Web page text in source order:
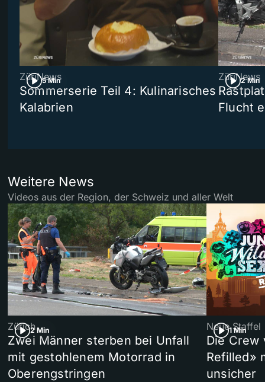
5 Min
ZüriNews
Sommerserie Teil 4: Kulinarisches
Kalabrien
2 Min
ZüriNews
Flucht
Weitere News
Videos aus der Region, der Schweiz und aller Welt
2 Min
Zürich
Zwei Männer sterben bei Unfall
mit gestohlenem Motorrad in
Oberengstringen
1 Min
Neue Staffel
Die Crew
Refilled»
unsicher